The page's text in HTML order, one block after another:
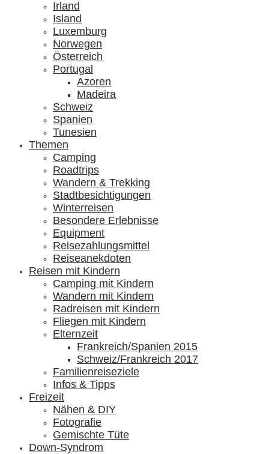
Irland
Island
Luxemburg
Norwegen
Österreich
Portugal
Azoren
Madeira
Schweiz
Spanien
Tunesien
Themen
Camping
Roadtrips
Wandern & Trekking
Stadtbesichtigungen
Winterreisen
Besondere Erlebnisse
Equipment
Reisezahlungsmittel
Reiseanekdoten
Reisen mit Kindern
Camping mit Kindern
Wandern mit Kindern
Radreisen mit Kindern
Fliegen mit Kindern
Elternzeit
Frankreich/Spanien 2015
Schweiz/Frankreich 2017
Familienreiseziele
Infos & Tipps
Freizeit
Nähen & DIY
Fotografie
Gemischte Tüte
Down-Syndrom